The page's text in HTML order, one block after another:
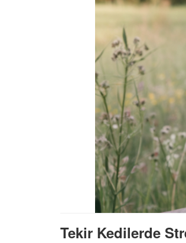
Tekir Kedilerde